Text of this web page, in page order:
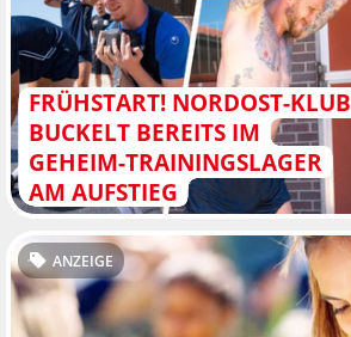
FRÜHSTART! NORDOST-KLUB
BUCKELT BEREITS IM
GEHEIM-TRAININGSLAGER
AM AUFSTIEG
ANZEIGE